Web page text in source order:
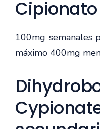
Cipionato
100mg semanales
máximo 400mg